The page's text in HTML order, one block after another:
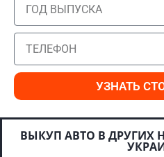
УЗНАТЬ
ВЫКУП АВТО В ДРУГИХ